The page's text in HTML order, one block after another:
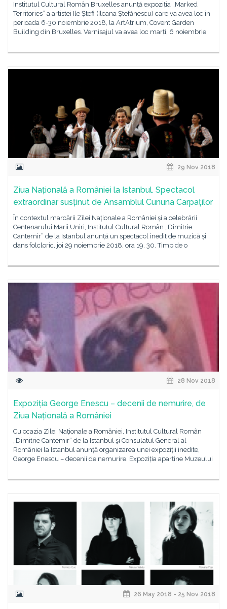
Institutul Cultural Român Bruxelles anunță expoziția „Marked
Territories” a artistei Ile Ștefi (Ileana Ștefănescu) care va avea loc în
perioada 6-30 noiembrie 2018, la ArtAtrium, Covent Garden
Building din Bruxelles. Vernisajul va avea loc marți, 6 noiembrie,
29 Nov 2018
Ziua Națională a României la Istanbul. Spectacol
extraordinar susținut de Ansamblul Cununa Carpaților
În contextul marcării Zilei Naționale a României și a celebrării
Centenarului Marii Uniri, Institutul Cultural Român „Dimitrie
Cantemir” de la Istanbul anunță un spectacol inedit de muzică și
dans folcloric, joi 29 noiembrie 2018, ora 19. 30. Timp de o
28 Nov 2018
Expoziția George Enescu – decenii de nemurire, de
Ziua Națională a României
Cu ocazia Zilei Naționale a României, Institutul Cultural Român
„Dimitrie Cantemir” de la Istanbul şi Consulatul General al
României la Istanbul anunță organizarea unei expoziții inedite,
George Enescu – decenii de nemurire. Expoziția aparține Muzeului
26 May 2018 - 25 Nov 2018